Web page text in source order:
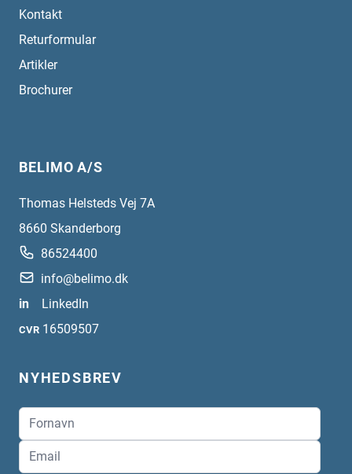
Kontakt
Returformular
Artikler
Brochurer
BELIMO A/S
Thomas Helsteds Vej 7A
8660 Skanderborg
86524400
info@belimo.dk
in
LinkedIn
CVR 16509507
NYHEDSBREV